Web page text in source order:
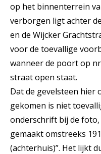
op het binnenterrein
verborgen ligt achter
en de Wijcker
voor de toevallige
wanneer de poort op
straat open staat.
Dat de gevelsteen hier
gekomen is niet
onderschrift bij de foto,
gemaakt omstreeks
(achterhuis)”. Het lijkt